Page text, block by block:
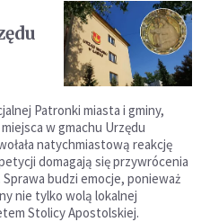
Patronki miasta i gminy,
w gmachu Urzędu
natychmiastową reakcję
domagają się przywrócenia
budzi emocje, ponieważ
nie tylko wolą lokalnej
Stolicy Apostolskiej.